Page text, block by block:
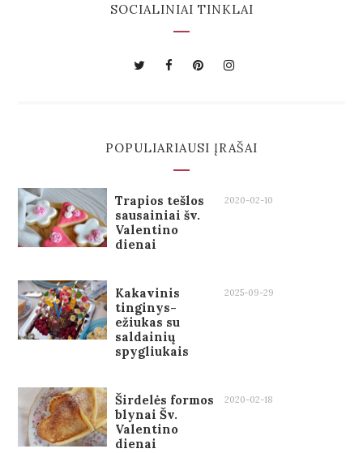
SOCIALINIAI TINKLAI
POPULIARIAUSI ĮRAŠAI
Trapios tešlos
sausainiai šv.
Valentino
dienai
2020-02-10
Kakavinis
tinginys-
ežiukas su
saldainių
spygliukais
2025-09-29
Širdelės formos
blynai Šv.
Valentino
dienai
2020-02-18